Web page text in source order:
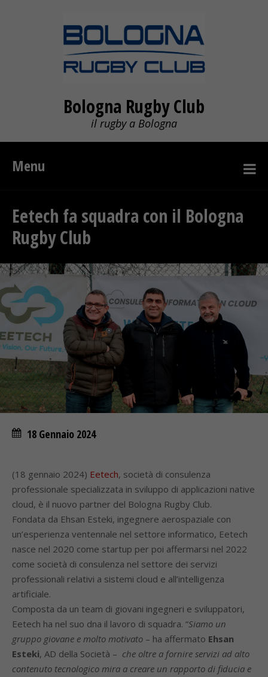
Bologna Rugby Club
il rugby a Bologna
Menu
Eetech fa squadra con il Bologna
Rugby Club
18 Gennaio 2024
(18 gennaio 2024) Eetech, società di consulenza
professionale specializzata in sviluppo di applicazioni native
cloud, è il nuovo partner del Bologna Rugby Club.
Fondata da Ehsan Esteki, ingegnere aerospaziale con
un’esperienza ventennale nel settore informatico, Eetech
nasce nel 2020 come startup per poi affermarsi nel 2022
come società di consulenza nel settore dei servizi
professionali relativi a sistemi cloud e all’intelligenza
artificiale.
Composta da un team di giovani ingegneri e sviluppatori,
Eetech ha nel suo dna il lavoro di squadra. “Siamo un
gruppo giovane e molto motivato – ha affermato Ehsan
Esteki, AD della Società – che oltre a fornire servizi ad alto
contenuto tecnologico mira a creare un rapporto di fiducia e